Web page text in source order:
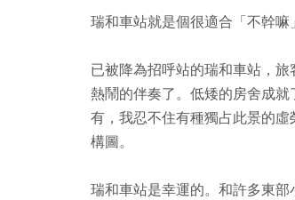
瑞和車站就是個很適合「不幹嘛
已被降為招呼站的瑞和車站，
熱鬧的伴奏了。低矮的房舍成
有，我忍不住有種獨占此景的
構圖。
瑞和車站是幸運的。和許多東